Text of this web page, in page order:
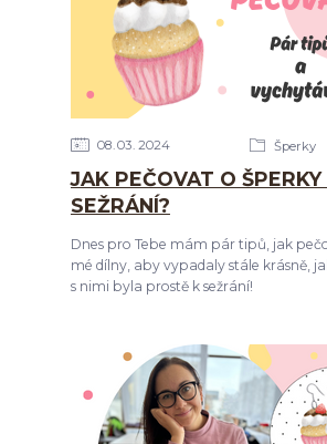
08 03 2024 Šperky
JAK PEČOVAT O ŠPERKY
SEŽRÁNÍ?
Dnes pro Tebe mám pár tipů, jak
mé dílny, aby vypadaly stále krásně,
s nimi byla prostě k sežrání!